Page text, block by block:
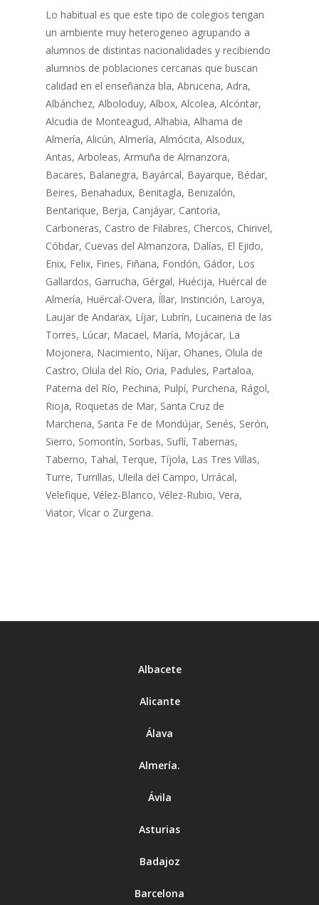
Lo habitual es que este tipo de colegios tengan
un ambiente muy heterogeneo agrupando a
alumnos de distintas nacionalidades y recibiendo
alumnos de poblaciones cercanas que buscan
calidad en el enseñanza bla, Abrucena, Adra,
Albánchez, Alboloduy, Albox, Alcolea, Alcóntar,
Alcudia de Monteagud, Alhabia, Alhama de
Almería, Alicún, Almería, Almócita, Alsodux,
Antas, Arboleas, Armuña de Almanzora,
Bacares, Balanegra, Bayárcal, Bayarque, Bédar,
Beires, Benahadux, Benitagla, Benizalón,
Bentarique, Berja, Canjáyar, Cantoria,
Carboneras, Castro de Filabres, Chercos, Chirivel,
Cóbdar, Cuevas del Almanzora, Dalías, El Ejido,
Enix, Felix, Fines, Fiñana, Fondón, Gádor, Los
Gallardos, Garrucha, Gérgal, Huécija, Huércal de
Almería, Huércal-Overa, Íllar, Instinción, Laroya,
Laujar de Andarax, Líjar, Lubrín, Lucainena de las
Torres, Lúcar, Macael, María, Mojácar, La
Mojonera, Nacimiento, Níjar, Ohanes, Olula de
Castro, Olula del Río, Oria, Padules, Partaloa,
Paterna del Río, Pechina, Pulpí, Purchena, Rágol,
Rioja, Roquetas de Mar, Santa Cruz de
Marchena, Santa Fe de Mondújar, Senés, Serón,
Sierro, Somontín, Sorbas, Suflí, Tabernas,
Taberno, Tahal, Terque, Tíjola, Las Tres Villas,
Turre, Turrillas, Uleila del Campo, Urrácal,
Velefique, Vélez-Blanco, Vélez-Rubio, Vera,
Viator, Vícar o Zurgena.
Albacete
Alicante
Álava
Almería.
Ávila
Asturias
Badajoz
Barcelona